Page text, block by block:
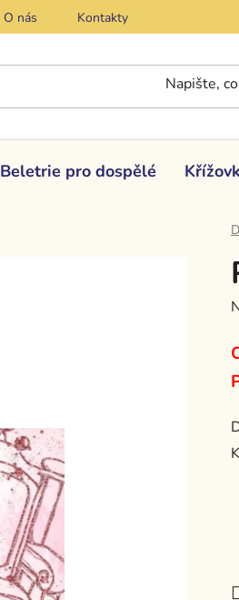
O nás Kontakty
Beletrie pro dospělé
z
5